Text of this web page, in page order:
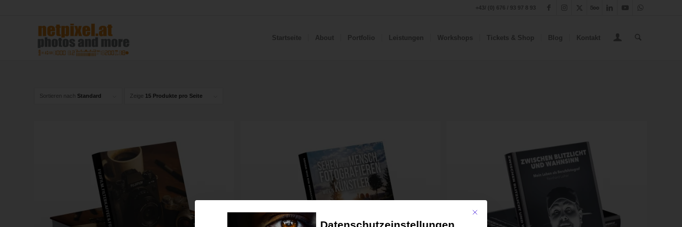
+43/ (0) 676 / 93 97 8 93
Startseite About Portfolio Leistungen Workshops Tickets & Shop Blog Kontakt
Sortieren nach Standard Zeige 15 Produkte pro Seite
Mit diesem Button wird der Dialog geschlossen. Seine Funktionalität ist